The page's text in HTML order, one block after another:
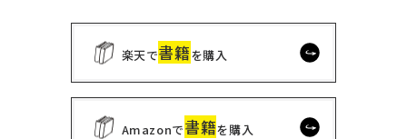
楽天で書籍を購入
Amazonで書籍を購入